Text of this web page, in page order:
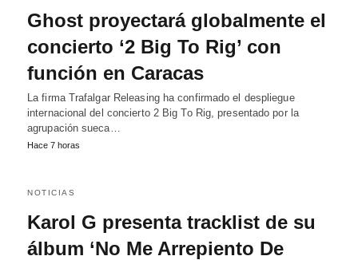
Ghost proyectará globalmente el
concierto ‘2 Big To Rig’ con
función en Caracas
La firma Trafalgar Releasing ha confirmado el despliegue
internacional del concierto 2 Big To Rig, presentado por la
agrupación sueca…
Hace 7 horas
NOTICIAS
Karol G presenta tracklist de su
álbum ‘No Me Arrepiento De